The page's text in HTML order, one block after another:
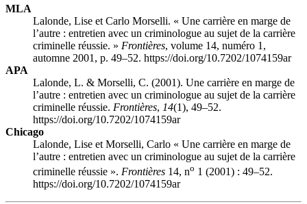
MLA
Lalonde, Lise et Carlo Morselli. « Une carrière en marge de
l’autre : entretien avec un criminologue au sujet de la carrière
criminelle réussie. » Frontières, volume 14, numéro 1,
automne 2001, p. 49–52. https://doi.org/10.7202/1074159ar
APA
Lalonde, L. & Morselli, C. (2001). Une carrière en marge de
l’autre : entretien avec un criminologue au sujet de la carrière
criminelle réussie. Frontières, 14(1), 49–52.
https://doi.org/10.7202/1074159ar
Chicago
Lalonde, Lise et Morselli, Carlo « Une carrière en marge de
l’autre : entretien avec un criminologue au sujet de la carrière
criminelle réussie ». Frontières 14, no 1 (2001) : 49–52.
https://doi.org/10.7202/1074159ar